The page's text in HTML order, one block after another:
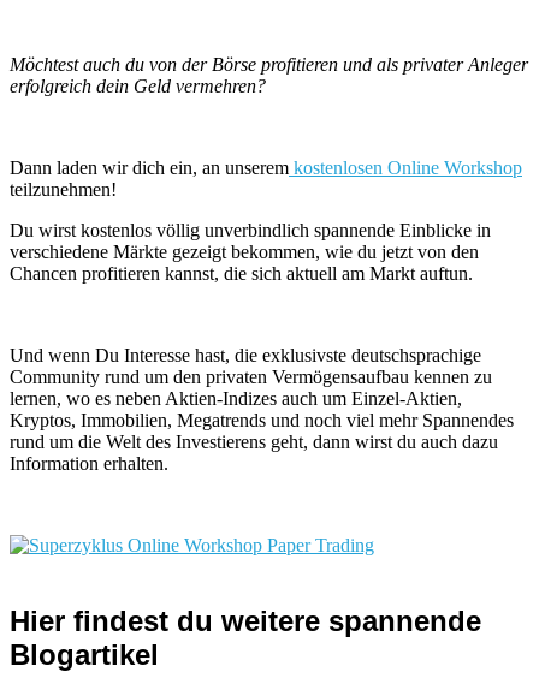
Möchtest auch du von der Börse profitieren und als privater Anleger
erfolgreich dein Geld vermehren?
Dann laden wir dich ein, an unserem kostenlosen Online Workshop
teilzunehmen!
Du wirst kostenlos völlig unverbindlich spannende Einblicke in
verschiedene Märkte gezeigt bekommen, wie du jetzt von den
Chancen profitieren kannst, die sich aktuell am Markt auftun.
Und wenn Du Interesse hast, die exklusivste deutschsprachige
Community rund um den privaten Vermögensaufbau kennen zu
lernen, wo es neben Aktien-Indizes auch um Einzel-Aktien,
Kryptos, Immobilien, Megatrends und noch viel mehr Spannendes
rund um die Welt des Investierens geht, dann wirst du auch dazu
Information erhalten.
Hier findest du weitere spannende
Blogartikel